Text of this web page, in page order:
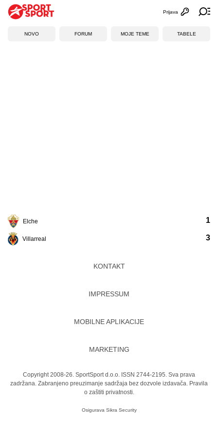
Otvori
Prijava
NOVO FORUM MOJE TEME TABELE
Elche
Villarreal
1
3
KONTAKT
IMPRESSUM
MOBILNE APLIKACIJE
MARKETING
Copyright 2008-26. SportSport d.o.o. ISSN 2744-2195. Sva prava
zadržana. Zabranjeno preuzimanje sadržaja bez dozvole izdavača. Pravila
o zaštiti privatnosti.
Osigurava Sikra Security